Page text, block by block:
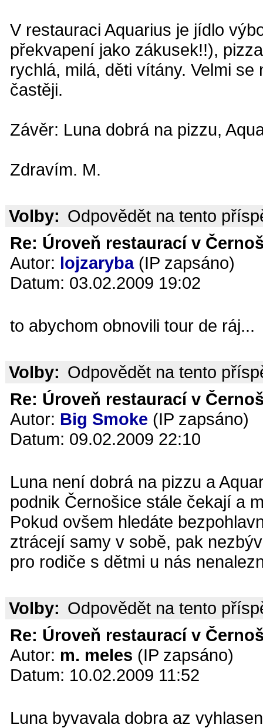
V restauraci Aquarius je jídlo
překvapení jako zákusek!!),
rychlá, milá, děti vítány. Velmi
častěji.
Závěr: Luna dobrá na pizzu,
Zdravím. M.
Volby: Odpovědět na tento
Re: Úroveň restaurací v
Autor: lojzaryba(IP zapsáno)
Datum: 03.02.2009 19:02
to abychom obnovili tour de ráj...
Volby: Odpovědět na tento
Re: Úroveň restaurací v
Autor: Big Smoke (IP zapsáno)
Datum: 09.02.2009 22:10
Luna není dobrá na pizzu a
podnik Černošice stále čekají a
Pokud ovšem hledáte
ztrácejí samy v sobě, pak
pro rodiče s dětmi u nás
Volby: Odpovědět na tento
Re: Úroveň restaurací v
Autor: m. meles (IP zapsáno)
Datum: 10.02.2009 11:52
Luna byvavala dobra az